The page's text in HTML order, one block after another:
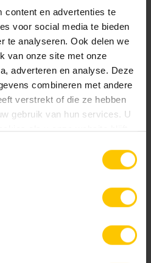
content en advertenties te
voor social media te bieden
te analyseren. Ook delen we
van onze site met onze
adverteren en analyse. Deze
combineren met andere
verstrekt of die ze hebben
gebruik van hun services. U
als u onze website blijft
Ash